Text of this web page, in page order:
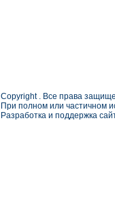
Copyright . Все права
При полном или частичном
Разработка и поддержка